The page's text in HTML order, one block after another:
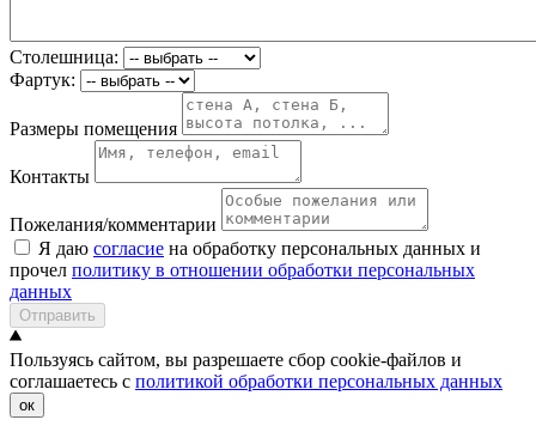
Столешница:
Фартук:
Размеры помещения
Контакты
Пожелания/комментарии
Я даю согласие на обработку персональных данных и
прочел политику в отношении обработки персональных
данных
Отправить
Пользуясь сайтом, вы разрешаете сбор cookie-файлов и
соглашаетесь с политикой обработки персональных данных
ок